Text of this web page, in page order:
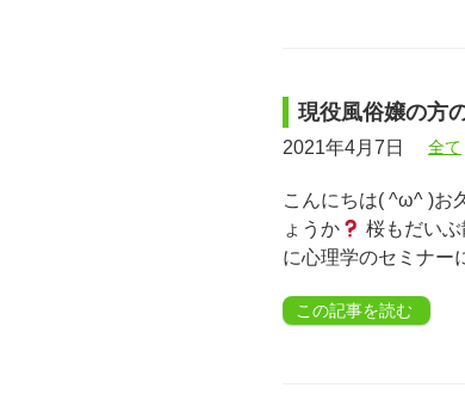
現役風俗嬢の方
2021年4月7日 全て
こんにちは( ^ω^ )お
ょうか
桜もだい
に心理学のセミナー
この記事を読む